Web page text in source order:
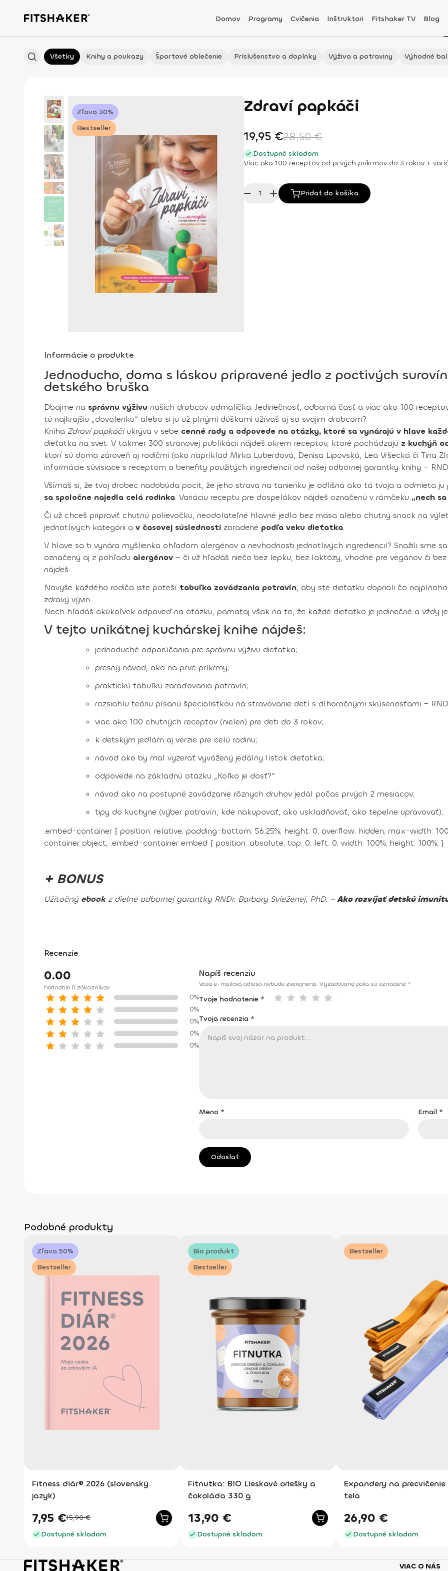
Domov Programy Cvičenia Inštruktori Fitshaker TV Blog
Všetky Knihy a poukazy Športové oblečenie Príslušenstvo a doplnky Výživa a potraviny Výhodné
Zľava 30%
Bestseller
Zdraví papkáči
19,95 €28,50€
Dostupné skladom
Viac ako 100 receptov od prvých príkrmov do 3 rokov +
Pridať do košíka
Informácie o produkte
Jednoducho, doma s láskou pripravené jedlo z poctivých
detského bruška
Dbajme na správnu výživu našich drobcov odmalička. Jedinečnosť, odborná časť a viac ako 100
tú najkrajšiu „dovolenku“ alebo si ju už plnými dúškami užívaš aj so svojim drobcom?
Kniha Zdraví papkáčiukrýva v sebe cenné rady a odpovede na otázky, ktoré sa vynárajú v hlave
dieťatka na svet. V takmer 300 stranovej publikácii nájdeš okrem receptov, ktoré pochádzajú z kuchýň
ktorí sú doma zároveň aj rodičmi (ako napríklad Mirka Luberdová, Denisa Lipovská, Lea Vršecká či Tina
informácie súvisiace s receptom a benefity použitých ingrediencií od našej odbornej garantky knihy –
Všímaš si, že tvoj drobec nadobúda pocit, že jeho strava na tanieriku je odlišná ako tá tvoja a odmieta
sa spoločne najedla celá rodinka. Variáciu receptu pre dospelákov nájdeš označenú v rámčeku „nech
Či už chceš pripraviť chutnú polievočku, neodolateľné hlavné jedlo bez mäsa alebo chutný snack na
jednotlivých kategórii a v časovej súslednosti zoradené podľa veku dieťatka.
V hlave sa ti vynára myšlienka ohľadom alergénov a nevhodnosti jednotlivých ingrediencií? Snažili sme
označený aj z pohľadu alergénov – či už hľadáš niečo bez lepku, bez laktózy, vhodné pre vegánov či
nájdeš.
Navyše každého rodiča iste poteší tabuľka zavádzania potravín, aby ste dieťatku dopriali čo
zdravý vývin.
Nech hľadáš akúkoľvek odpoveď na otázku, pamätaj však na to, že každé dieťatko je jedinečné a vždy
V tejto unikátnej kuchárskej knihe nájdeš:
jednoduché odporúčania pre správnu výživu dieťatka;
presný návod, ako na prvé príkrmy;
praktickú tabuľku zaraďovania potravín;
rozsiahlu teóriu písanú špecialistkou na stravovanie detí s dlhoročnými skúsenosťami –
viac ako 100 chutných receptov (nielen) pre deti do 3 rokov;
k detským jedlám aj verzie pre celú rodinu;
návod ako by mal vyzerať vyvážený jedálny lístok dieťatka;
odpovede na základnú otázku „Koľko je dosť?“
návod ako na postupné zavádzanie rôznych druhov jedál počas prvých 2 mesiacov;
tipy do kuchyne (výber potravín, kde nakupovať, ako uskladňovať, ako tepelne upravovať);
.embed-container { position: relative; padding-bottom: 56.25%; height: 0; overflow: hidden; max-width:
container object, .embed-container embed { position: absolute; top: 0; left: 0; width: 100%; height: 100%; }
+ BONUS
Užitočný ebookz dielne odbornej garantky RNDr. Barbary Svieženej, PhD. –Ako rozvíjať detskú
Recenzie
0.00
hodnotilo 0 zákazníkov
0%
0%
0%
0%
0%
Napíš recenziu
Vaša e-mailová adresa nebude zverejnená. Vyžadované polia sú označené *
Tvoje hodnotenie *
Tvoja recenzia *
Meno * Email *
Podobné produkty
Zľava 50%
Bestseller
Fitness diár® 2026 (slovenský
jazyk)
7,95 €15,90€
Dostupné skladom
Bio produkt
Bestseller
Fitnutka: BIO Lieskové oriešky a
čokoláda 330 g
13,90 €
Dostupné skladom
Bestseller
Expandery na precvičenie
tela
26,90 €
Dostupné skladom
VIAC O NÁS